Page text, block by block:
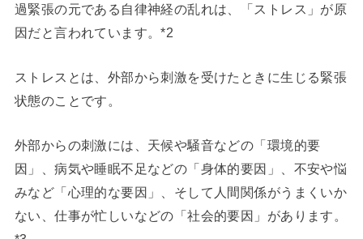
過緊張の元である自律神経の乱れは、「ストレス」が原
因だと言われています。*2
ストレスとは、外部から刺激を受けたときに生じる緊張
状態のことです。
外部からの刺激には、天候や騒音などの「環境的要
因」、病気や睡眠不足などの「身体的要因」、不安や悩
みなど「心理的な要因」、そして人間関係がうまくいか
ない、仕事が忙しいなどの「社会的要因」があります。